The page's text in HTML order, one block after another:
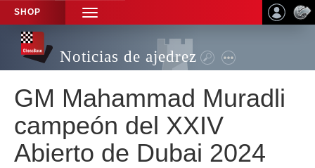
SHOP
TOGGLE
NAVIGATION
Noticias de ajedrez
GM Mahammad Muradli
campeón del XXIV
Abierto de Dubai 2024